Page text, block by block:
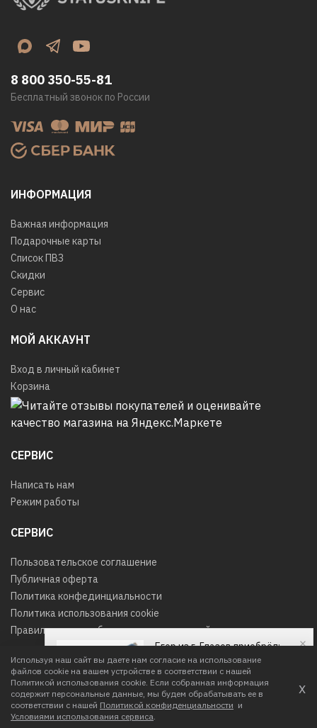
ИНФОРМАЦИЯ
Важная информация
Подарочные карты
Список ПВЗ
Скидки
Сервис
О нас
МОЙ АККАУНТ
Вход в личный кабинет
Корзина
СЕРВИС
Написать нам
Режим работы
СЕРВИС
Пользовательское соглашение
Публичная оферта
Политика конфединциальности
Политика использования cookie
Правила оплаты и безопасность платежей, возврат товара
8 800 350-55-81
Бесплатный звонок по России
© 2026Любое использование контента без письменного
разрешения запрещено
Интернет-магазин создан в IIG
Используя наш сайт вы даете нам согласие на использование
файлов cookie на вашем устройстве в соответствии с нашей
Политикой использования cookie. Если собранная информация
содержит персональные данные, мы будем обрабатывать ее в
соответствии с нашей Политикой конфиденциальности и
Условиями использования сервиса.
х
Егор из г. Глазов приобрёл:
Нож SOG 12-79-01-57 Altair XR